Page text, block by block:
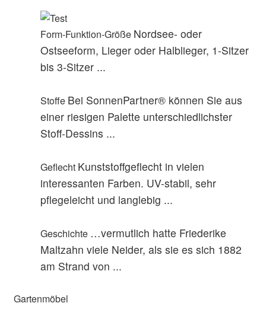
Form-Funktion-Größe Nordsee- oder
Ostseeform, Lieger oder Halblieger, 1-Sitzer
bis 3-Sitzer ...
Stoffe Bei SonnenPartner® können Sie aus
einer riesigen Palette unterschiedlichster
Stoff-Dessins ...
Geflecht Kunststoffgeflecht in vielen
interessanten Farben. UV-stabil, sehr
pflegeleicht und langlebig ...
Geschichte …vermutlich hatte Friederike
Maltzahn viele Neider, als sie es sich 1882
am Strand von ...
Gartenmöbel